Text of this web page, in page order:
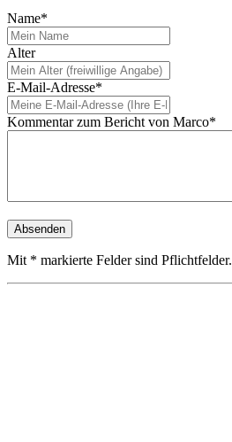
Name*
Alter
E-Mail-Adresse*
Kommentar zum Bericht von Marco*
Mit * markierte Felder sind Pflichtfelder.